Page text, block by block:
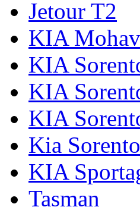
Jetour T2
KIA
KIA
KIA
KIA
Kia
KIA
Tasman